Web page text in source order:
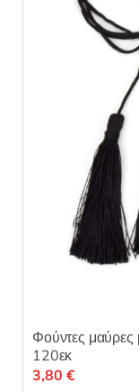
Φούντες μαύρες
120εκ
3,80 €